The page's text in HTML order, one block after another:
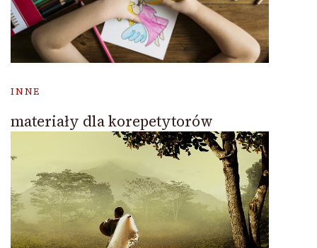
INNE
materiały dla korepetytorów